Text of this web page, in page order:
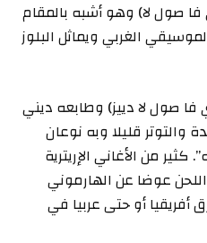
فا صول لا) وهو أشبه بالمقام
الغربي ويماثل البلوز
فا صول لا دييز) وطابعه ديني
والتوتر قليلا وبه نوعان
من الأغاني الإريترية
عوضا عن الهارموني
أفريقيا أو حتى عربيا في